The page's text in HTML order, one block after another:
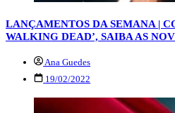
LANÇAMENTOS DA SEMANA |
WALKING DEAD’, SAIBA AS
Ana Guedes
19/02/2022